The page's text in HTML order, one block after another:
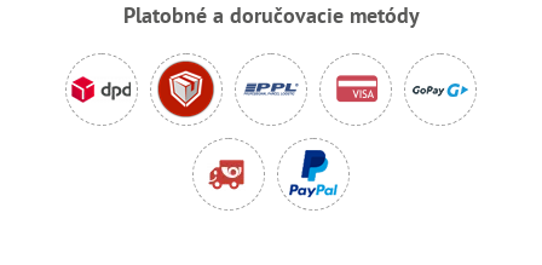
Platobné a doručovacie metódy